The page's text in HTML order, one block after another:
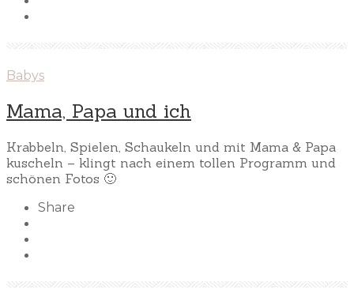
Babys
Mama, Papa und ich
Krabbeln, Spielen, Schaukeln und mit Mama & Papa
kuscheln – klingt nach einem tollen Programm und
schönen Fotos 🙂
Share